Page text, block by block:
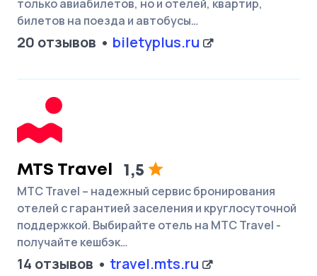
только авиабилетов, но и отелей, квартир,
билетов на поезда и автобусы…
20 отзывов biletyplus.ru
MTS Travel 1,5
МТС Travel – надежный сервис бронирования
отелей с гарантией заселения и круглосуточной
поддержкой. Выбирайте отель на МТС Travel -
получайте кешбэк…
14 отзывов travel.mts.ru